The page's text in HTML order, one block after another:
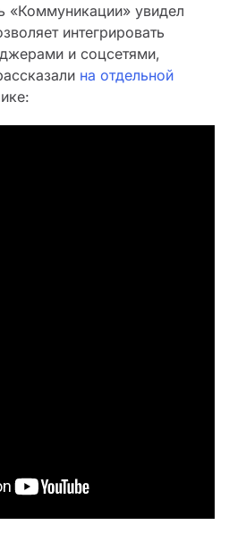
«Коммуникации» увидел
интегрировать
и соцсетями,
на отдельной